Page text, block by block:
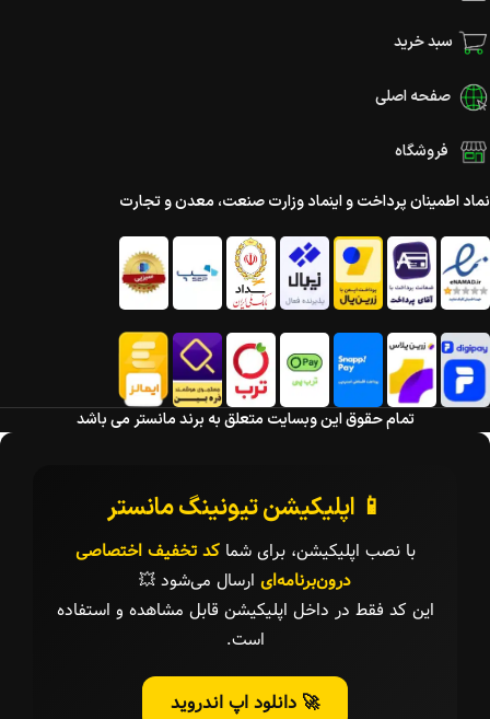
سبد خرید
صفحه اصلی
فروشگاه
نماد اطمینان پرداخت و اینماد وزارت صنعت، معدن و تجارت
تمام حقوق این وبسایت متعلق به برند مانستر می باشد
📱 اپلیکیشن تیونینگ مانستر
با نصب اپلیکیشن، برای شماکد تخفیف اختصاصی
درون‌برنامه‌ای ارسال می‌شود 💥
این کد فقط در داخل اپلیکیشن قابل مشاهده و استفاده
است.
🚀 دانلود اپ اندروید